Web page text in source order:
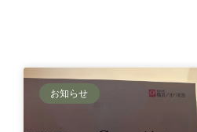
お知らせ